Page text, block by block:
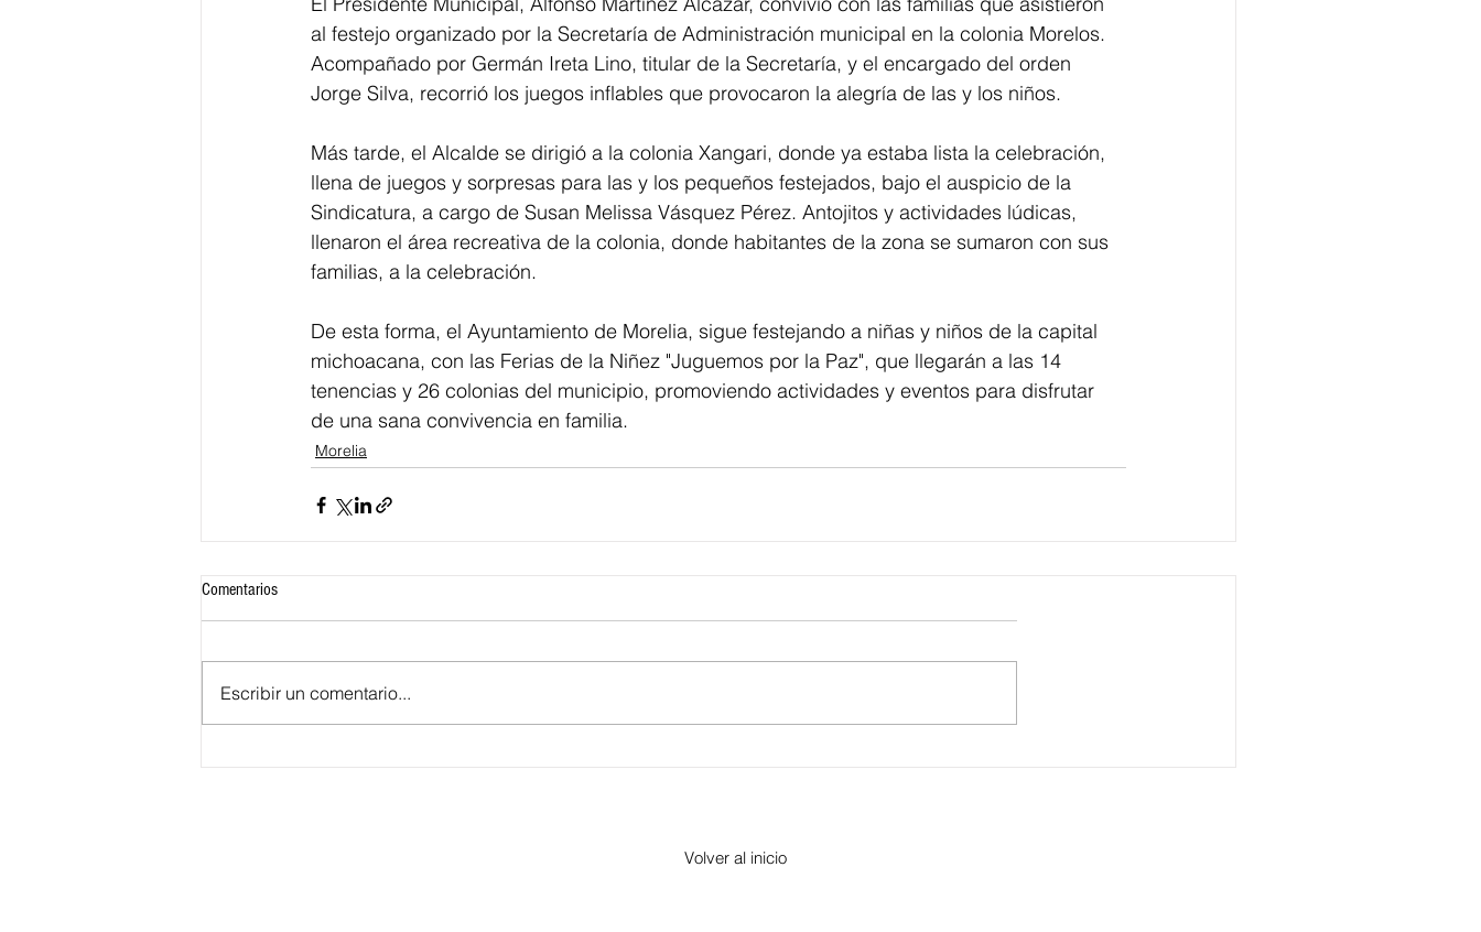
al festejo organizado por la Secretaría de Administración municipal en la colonia Morelos.
Acompañado por Germán Ireta Lino, titular de la Secretaría, y el encargado del orden
Jorge Silva, recorrió los juegos inflables que provocaron la alegría de las y los niños.
Más tarde, el Alcalde se dirigió a la colonia Xangari, donde ya estaba lista la celebración,
llena de juegos y sorpresas para las y los pequeños festejados, bajo el auspicio de la
Sindicatura, a cargo de Susan Melissa Vásquez Pérez. Antojitos y actividades lúdicas,
llenaron el área recreativa de la colonia, donde habitantes de la zona se sumaron con sus
familias, a la celebración.
De esta forma, el Ayuntamiento de Morelia, sigue festejando a niñas y niños de la capital
michoacana, con las Ferias de la Niñez "Juguemos por la Paz", que llegarán a las 14
tenencias y 26 colonias del municipio, promoviendo actividades y eventos para disfrutar
de una sana convivencia en familia.
Morelia
Comentarios
Escribir un comentario...
Volver al inicio